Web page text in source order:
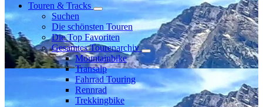
Touren & Tracks
Suchen
Die schönsten Touren
Die Top Favoriten
Gesamtes Tourenarchiv
Mountainbike
Transalp
Fahrrad Touring
Rennrad
Trekkingbike